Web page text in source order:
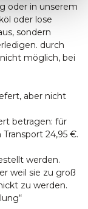
oder in unserem
oder lose
sondern
durch
möglich, bei
aber nicht
betragen: für
24,95 €.
werden.
weil sie zu groß
zu werden.